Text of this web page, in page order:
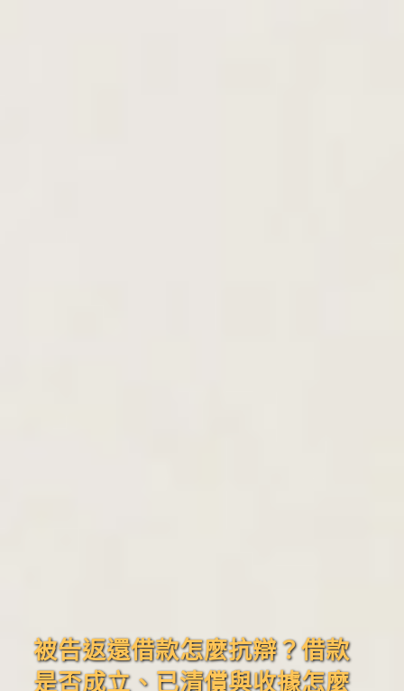
被告返還借款怎麼抗辯？借款
是否成立、已清償與收據怎麼